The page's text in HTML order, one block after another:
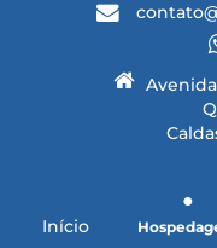
Início